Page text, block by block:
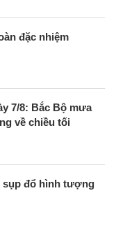
đặc nhiệm
7/8: Bắc Bộ mưa
về chiều tối
sụp đổ hình tượng